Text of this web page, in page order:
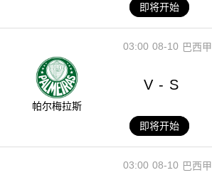
即将开始
08-10
03:00 巴西甲
帕尔梅拉斯
V - S
即将开始
08-10
03:00 巴西甲